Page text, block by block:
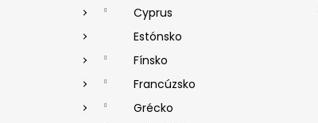
Cyprus
Estónsko
Fínsko
Francúzsko
Grécko